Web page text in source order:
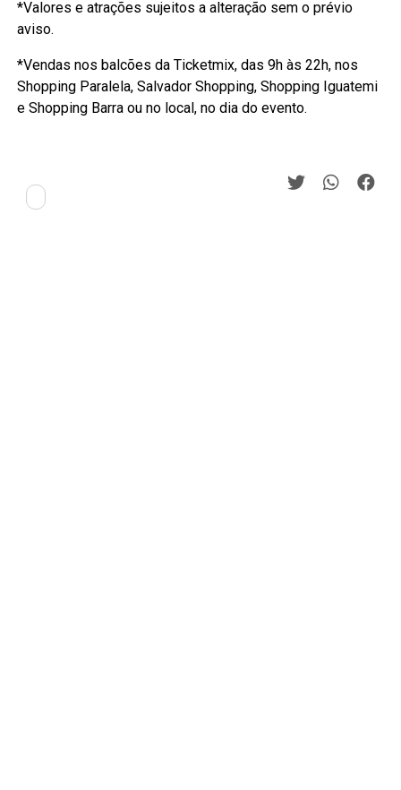
*Valores e atrações sujeitos a alteração sem o prévio
aviso.
*Vendas nos balcões da Ticketmix, das 9h às 22h, nos
Shopping Paralela, Salvador Shopping, Shopping Iguatemi
e Shopping Barra ou no local, no dia do evento.